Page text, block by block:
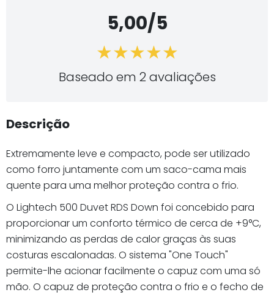
5,00/5
Baseado em 2 avaliações
Descrição
Extremamente leve e compacto, pode ser utilizado
como forro juntamente com um saco-cama mais
quente para uma melhor proteção contra o frio.
O Lightech 500 Duvet RDS Down foi concebido para
proporcionar um conforto térmico de cerca de +9°C,
minimizando as perdas de calor graças às suas
costuras escalonadas. O sistema "One Touch"
permite-lhe acionar facilmente o capuz com uma só
mão. O capuz de proteção contra o frio e o fecho de